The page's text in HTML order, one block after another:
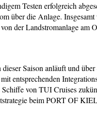
Testen erfolgreich
über die Anlage.
der Landstromanlage am
Saison anläuft und über
von TUI Cruises
beim PORT OF